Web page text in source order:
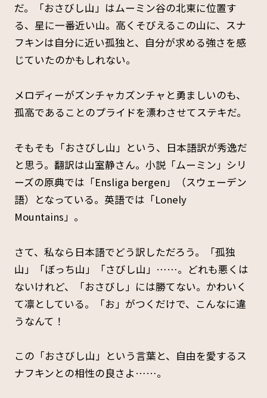
だ。「おさびし山」はムーミン谷の北東に位置す
る、星に一番近い山。高くそびえるこの山に、スナ
フキンは自分に近い孤独と、自分が求める強さを感
じていたのかもしれない。
メロディーがズンチャカズンチャと勇ましいのも、
孤高であることのプライドを漂わさせてステキだ。
そもそも「おさびし山」という、日本語訳が秀逸だ
と思う。翻訳は山室静さん。小説「ムーミン」シリ
ーズの原典では「Ensliga bergen」（スウェーデン
語）となっている。英語では「Lonely
Mountains」。
さて、私なら日本語でどう訳しただろう。「孤独
山」「ぼっち山」「さびし山」……。どれも悪くは
ないけれど、「おさびし」には勝てない。かわいく
て凛としている。「お」がつくだけで、こんなに違
うなんて！
この「おさびし山」という言葉と、自由を愛するス
ナフキンとの相性の良さよ……。